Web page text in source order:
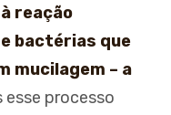
reação
bactérias que
mucilagem – a
esse processo